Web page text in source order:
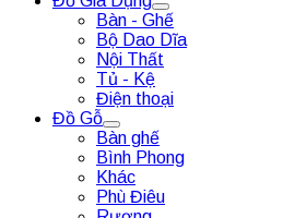
Bàn - Ghế
Bộ Dao Dĩa
Nội Thất
Tủ - Kệ
Điện thoại
Đồ Gỗ
Bàn ghế
Bình Phong
Khác
Phù Điêu